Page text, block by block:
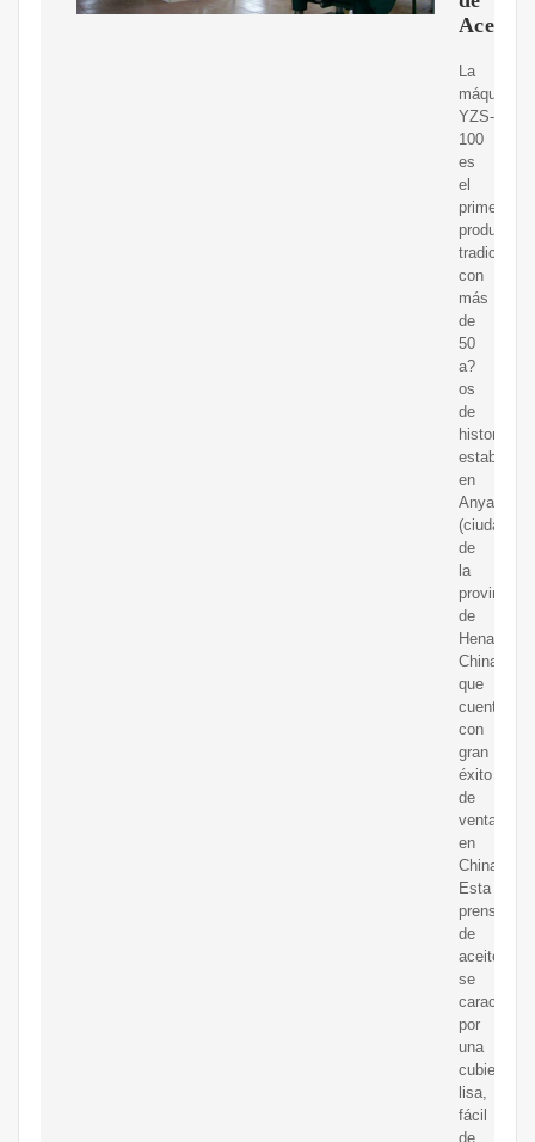
Aceite
La
máquina
YZS-
100
es
el
primer
producto
tradicional
con
más
de
50
a?
os
de
historia
en
Anyang
(ciudad
de
la
provincia
de
Henan,
China)
que
cuenta
con
gran
éxito
de
venta
en
China.
Esta
prensa
de
aceite
se
caracteriza
por
una
cubierta
lisa,
fácil
de